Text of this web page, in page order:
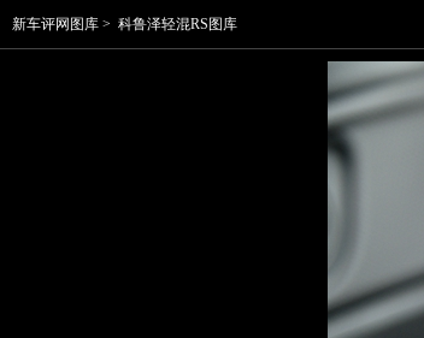
新车评网图库 > 科鲁泽轻混RS图库